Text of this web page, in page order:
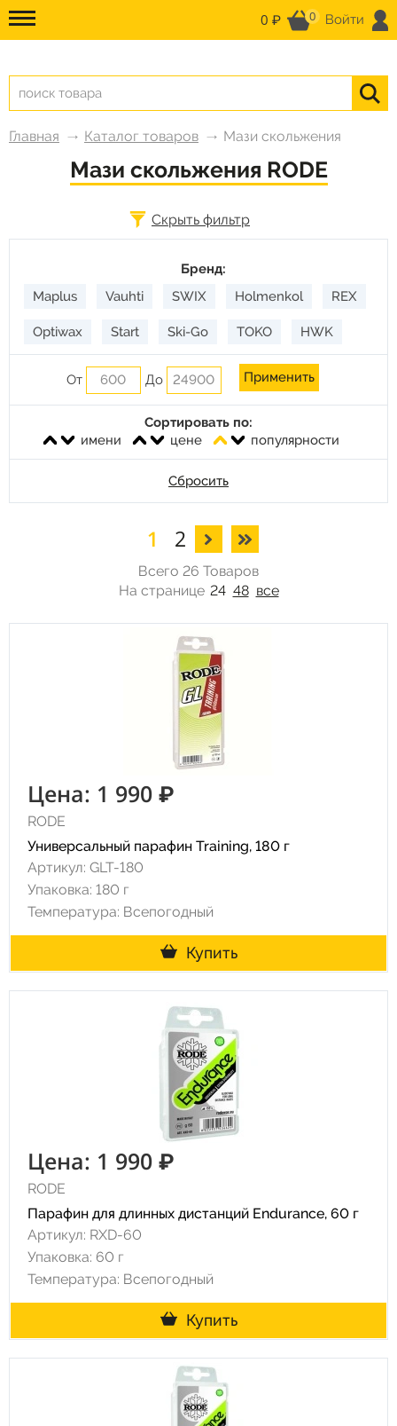
0 ₽ 0 Войти
Главная Каталог товаров Мази скольжения
Мази скольжения RODE
Скрыть фильтр
Бренд:
Maplus
Vauhti SWIX Holmenkol REX
Optiwax Start Ski-Go TOKO HWK
RODE Gallium
Сортировать по:
имени
цене популярности
От До
Сбросить
1 2
Всего 26 Товаров
На странице 24 48 все
Цена: 1 990 ₽
RODE
Универсальный парафин Training, 180 г
Артикул: GLT-180
Упаковка: 180 г
Температура: Всепогодный
Купить
Цена: 1 990 ₽
RODE
Парафин для длинных дистанций Endurance, 60 г
Артикул: RXD-60
Упаковка: 60 г
Температура: Всепогодный
Купить